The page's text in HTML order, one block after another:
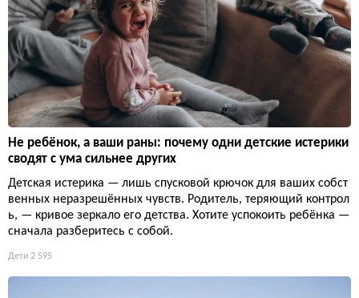
Не ребёнок, а ваши раны: почему одни детские истерики
сводят с ума сильнее других
Детская истерика — лишь спусковой крючок для ваших собст
венных неразрешённых чувств. Родитель, теряющий контрол
ь, — кривое зеркало его детства. Хотите успокоить ребёнка —
сначала разберитесь с собой.
Дети 2 595